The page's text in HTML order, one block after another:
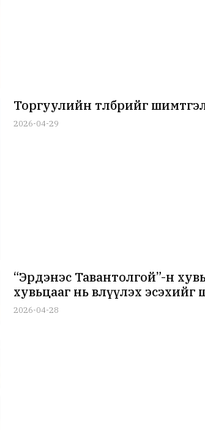
Торгуулийн төлбөрийг
2026-04-29
“Эрдэнэс Тавантолгой”-н
хувьцааг нь өвлүүлэх
2026-04-28